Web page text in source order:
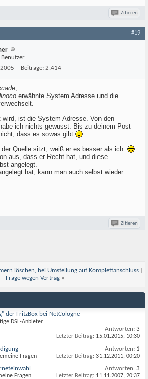
Zitieren
#19
Beiträge: 2.414
,
erwähnte System Adresse und die
wird, ist die System Adresse. Von den
ich nichts gewusst. Bis zu deinem Post
dass es sowas gibt
.
der Quelle sitzt, weiß er es besser als ich.
aus, dass er Recht hat, und diese
angelegt.
hat, kann man auch selbst wieder
Zitieren
löschen, bei Umstellung auf Komplettanschluss
Frage wegen Vertrag »
der FritzBox bei NetCologne
DSL-Anbieter
Antworten: 3
Letzter Beitrag: 15.01.2015, 10:30
Fragen
Antworten: 1
Letzter Beitrag: 31.12.2011, 00:20
Fragen
Antworten: 3
Letzter Beitrag: 11.11.2007, 20:37